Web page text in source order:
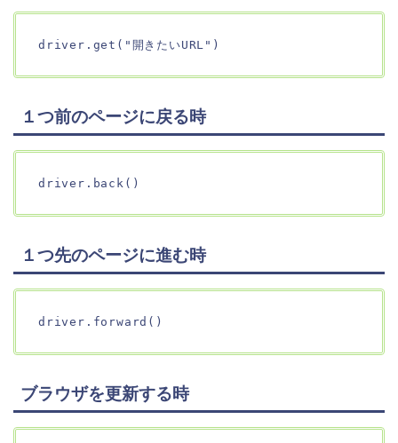
driver.get("開きたいURL")
１つ前のページに戻る時
driver.back()
１つ先のページに進む時
driver.forward()
ブラウザを更新する時